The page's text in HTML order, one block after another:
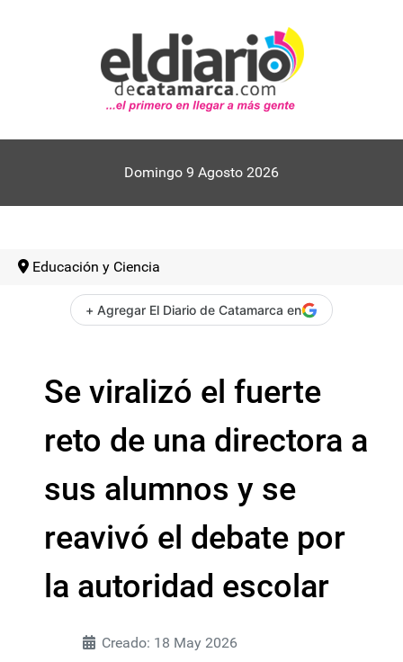
Domingo 9 Agosto 2026
Educación y Ciencia
+ Agregar El Diario de Catamarca en
Se viralizó el fuerte
reto de una directora a
sus alumnos y se
reavivó el debate por
la autoridad escolar
Creado: 18 May 2026